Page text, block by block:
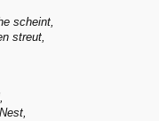
scheint,
streut,